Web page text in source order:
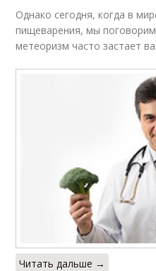
Однако сегодня, когда в
пищеварения, мы
метеоризм часто застает
Читать дальше →